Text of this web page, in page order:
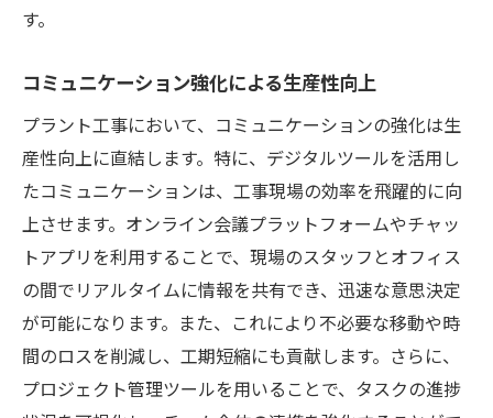
す。
コミュニケーション強化による生産性向上
プラント工事において、コミュニケーションの強化は生
産性向上に直結します。特に、デジタルツールを活用し
たコミュニケーションは、工事現場の効率を飛躍的に向
上させます。オンライン会議プラットフォームやチャッ
トアプリを利用することで、現場のスタッフとオフィス
の間でリアルタイムに情報を共有でき、迅速な意思決定
が可能になります。また、これにより不必要な移動や時
間のロスを削減し、工期短縮にも貢献します。さらに、
プロジェクト管理ツールを用いることで、タスクの進捗